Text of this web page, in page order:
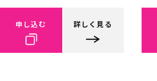
申し込む 詳しく見る